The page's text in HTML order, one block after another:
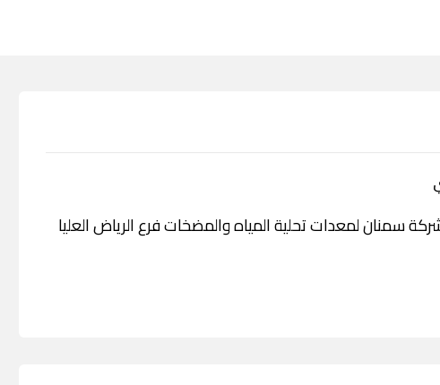
1 وصف الخدمة شركة سمنان لمعدات تحلية المياه والمضخات فرع الرياض العليا